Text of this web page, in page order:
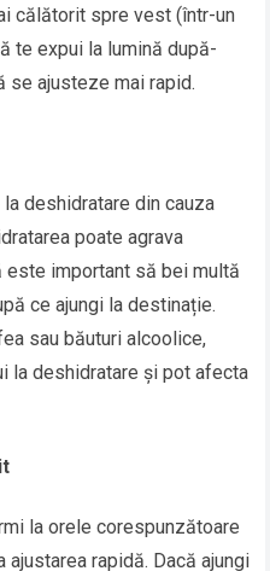
călătorit spre vest (într-un
te expui la lumină după-
se ajusteze mai rapid.
deshidratare din cauza
poate agrava
este important să bei multă
ce ajungi la destinație.
sau băuturi alcoolice,
la deshidratare și pot afecta
la orele corespunzătoare
rapidă. Dacă ajungi